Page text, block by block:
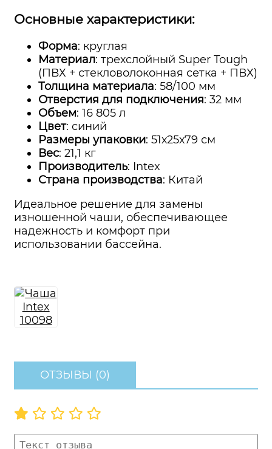
Основные характеристики:
Форма: круглая
Материал: трехслойный Super Tough
(ПВХ + стекловолоконная сетка + ПВХ)
Толщина материала: 58/100 мм
Отверстия для подключения: 32 мм
Объем: 16 805 л
Цвет: синий
Размеры упаковки: 51х25х79 см
Вес: 21,1 кг
Производитель: Intex
Страна производства: Китай
Идеальное решение для замены
изношенной чаши, обеспечивающее
надежность и комфорт при
использовании бассейна.
ОТЗЫВЫ (0)